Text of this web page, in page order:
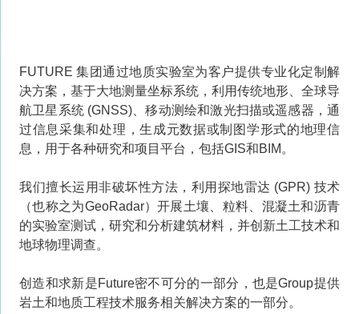
FUTURE 集团通过地质实验室为客户提供专业化定制解
决方案，基于大地测量坐标系统，利用传统地形、全球导
航卫星系统 (GNSS)、移动测绘和激光扫描或遥感器，通
过信息采集和处理，生成元数据或制图学形式的地理信
息，用于各种研究和项目平台，包括GIS和BIM。
我们擅长运用非破坏性方法，利用探地雷达 (GPR) 技术
（也称之为GeoRadar）开展土壤、粒料、混凝土和沥青
的实验室测试，研究和分析建筑材料，并创新土工技术和
地球物理调查。
创造和求新是Future密不可分的一部分，也是Group提供
岩土和地质工程技术服务相关解决方案的一部分。